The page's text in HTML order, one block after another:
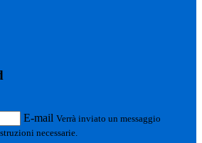
E-mail Verrà inviato un messaggio
necessarie.